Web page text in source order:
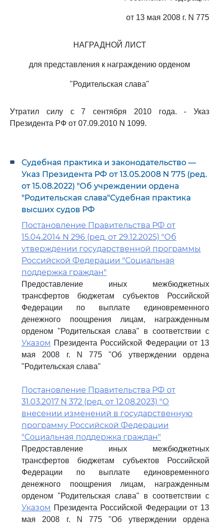
от 13 мая 2008 г. N 775
НАГРАДНОЙ ЛИСТ
для представления к награждению орденом
"Родительская слава"
Утратил силу с 7 сентября 2010 года. - Указ
Президента РФ от 07.09.2010 N 1099.
Судебная практика и законодательство —
Указ Президента РФ от 13.05.2008 N 775 (ред.
от 15.08.2022) "Об учреждении ордена
"Родительская слава"Судебная практика
высших судов РФ
Постановление Правительства РФ от
15.04.2014 N 296 (ред. от 29.12.2025) "Об
утверждении государственной программы
Российской Федерации "Социальная
поддержка граждан"
Предоставление иных межбюджетных
трансфертов бюджетам субъектов Российской
Федерации по выплате единовременного
денежного поощрения лицам, награжденным
орденом "Родительская слава" в соответствии с
Указом Президента Российской Федерации от 13
мая 2008 г. N 775 "Об утверждении ордена
"Родительская слава"
Постановление Правительства РФ от
31.03.2017 N 372 (ред. от 12.08.2023) "О
внесении изменений в государственную
программу Российской Федерации
"Социальная поддержка граждан"
Предоставление иных межбюджетных
трансфертов бюджетам субъектов Российской
Федерации по выплате единовременного
денежного поощрения лицам, награжденным
орденом "Родительская слава" в соответствии с
Указом Президента Российской Федерации от 13
мая 2008 г. N 775 "Об утверждении ордена